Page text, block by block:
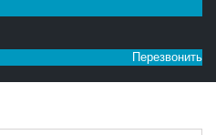
Перезвонить